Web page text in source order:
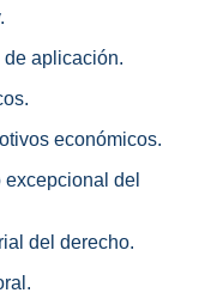
aplicación.
económicos.
del
del derecho.